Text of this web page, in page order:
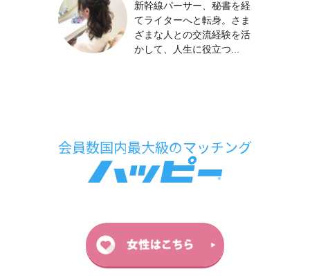
新幹線パーサー、秘書を経
てライターへと転身。さま
ざまな人との交流経験を活
かして、人生に役立つ...